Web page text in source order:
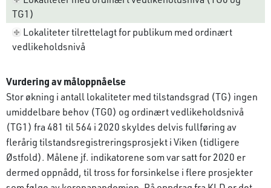
TG1)
Lokaliteter tilrettelagt for publikum med ordinært
vedlikeholdsnivå
Vurdering av måloppnåelse
Stor økning i antall lokaliteter med tilstandsgrad (TG) ingen
umiddelbare behov (TG0) og ordinært vedlikeholdsnivå
(TG1) fra 481 til 564 i 2020 skyldes delvis fullføring av
flerårig tilstandsregistreringsprosjekt i Viken (tidligere
Østfold). Målene jf. indikatorene som var satt for 2020 er
dermed oppnådd, til tross for forsinkelse i flere prosjekter